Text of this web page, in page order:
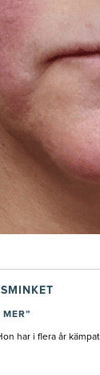
har i flera år